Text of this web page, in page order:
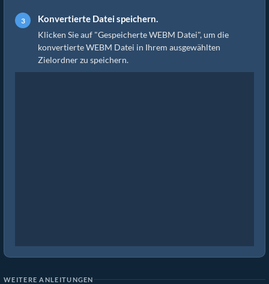
Konvertierte Datei speichern.
Klicken Sie auf "Gespeicherte WEBM Datei", um die
konvertierte WEBM Datei in Ihrem ausgewählten
Zielordner zu speichern.
WEITERE ANLEITUNGEN